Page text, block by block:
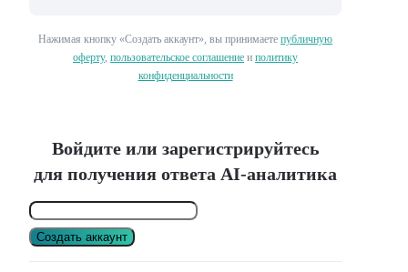
Нажимая кнопку «Создать аккаунт», вы принимаете публичную
оферту, пользовательское соглашение и политику
конфиденциальности
Войдите или зарегистрируйтесь
для получения ответа AI-аналитика
Создать аккаунт